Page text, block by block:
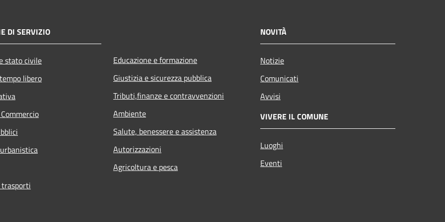
DI SERVIZIO
stato civile
libero
Educazione e formazione
Giustizia e sicurezza pubblica
Tributi,finanze e contravvenzioni
Ambiente
Salute, benessere e assistenza
Autorizzazioni
Agricoltura e pesca
NOVITÀ
Notizie
Comunicati
Avvisi
VIVERE IL COMUNE
Luoghi
Eventi